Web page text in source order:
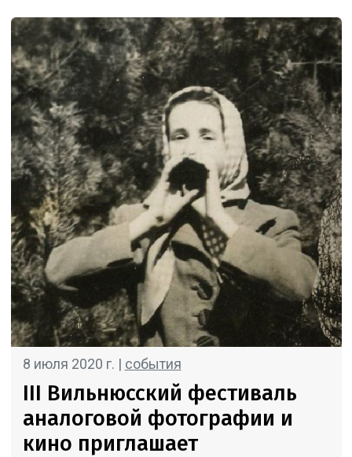
8 июля 2020 г. | события
III Вильнюсский фестиваль
аналоговой фотографии и
кино приглашает